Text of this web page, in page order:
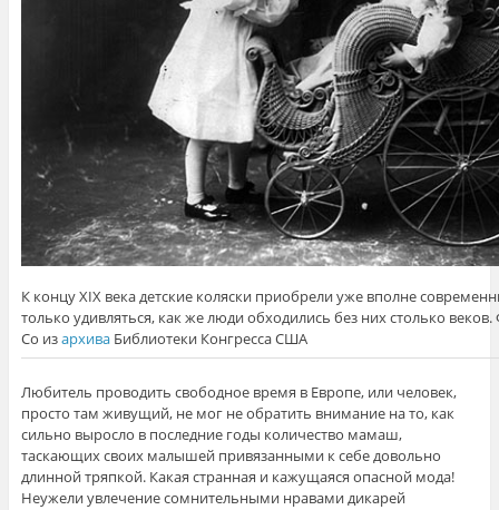
К концу XIX века детские коляски приобрели уже вполне
только удивляться, как же люди обходились без них столько веков.
Co изархиваБиблиотеки Конгресса США
Любитель проводить свободное время в Европе, или человек,
просто там живущий, не мог не обратить внимание на то, как
сильно выросло в последние годы количество мамаш,
таскающих своих малышей привязанными к себе довольно
длинной тряпкой. Какая странная и кажущаяся опасной мода!
Неужели увлечение сомнительными нравами дикарей